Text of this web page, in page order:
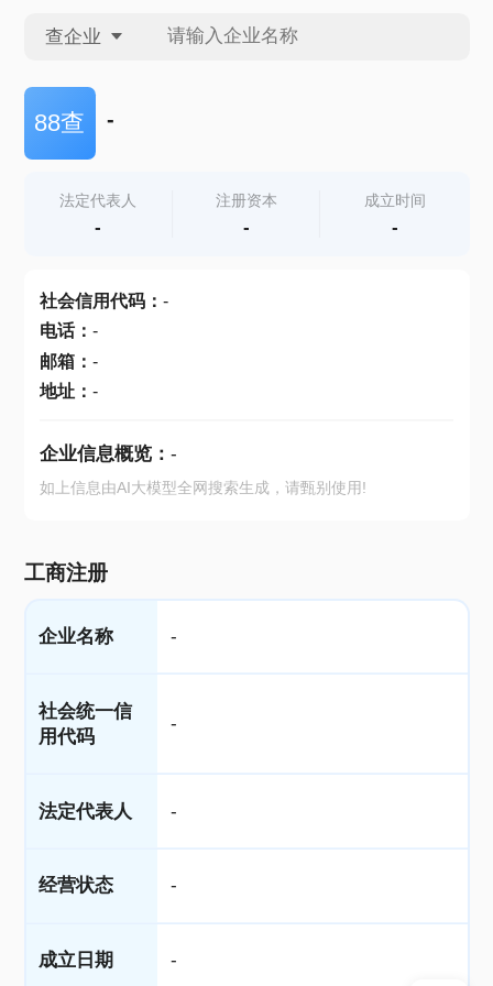
查企业
查企业
查产地
88查 -
法定代表人
-
注册资本
-
成立时间
-
社会信用代码： -
电话： -
邮箱： -
地址： -
企业信息概览： -
如上信息由AI大模型全网搜索生成，请甄别使用!
工商注册
企业名称 -
社会统一信
用代码
-
法定代表人 -
经营状态 -
成立日期 -